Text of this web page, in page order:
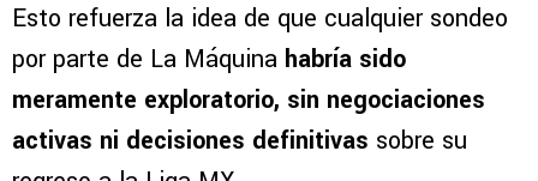
Esto refuerza la idea de que cualquier sondeo
por parte de La Máquina habría sido
meramente exploratorio, sin negociaciones
activas ni decisiones definitivas sobre su